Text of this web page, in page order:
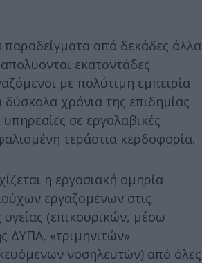
παραδείγματα από δεκάδες άλλα
εκατοντάδες
με πολύτιμη εμπειρία
χρόνια της επιδημίας
υπηρεσίες σε εργολαβικές
τεράστια κερδοφορία.
η εργασιακή ομηρία
εργαζομένων στις
(επικουρικών, μέσω
ΔΥΠΑ, «τριμηνιτών»
νοσηλευτών) από όλες